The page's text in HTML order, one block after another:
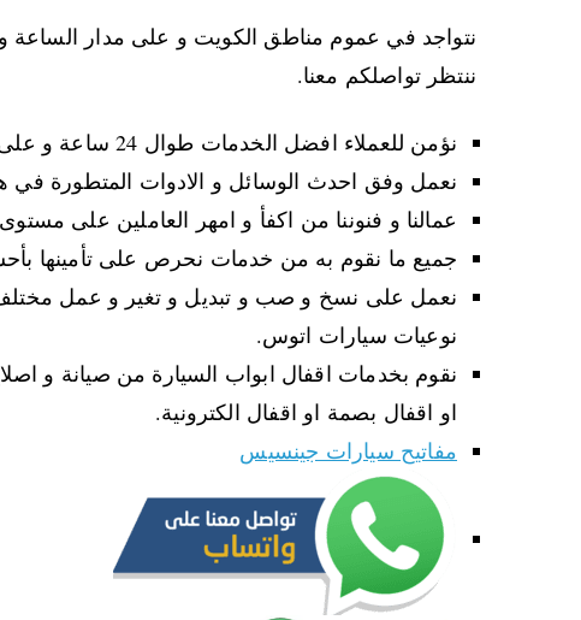
نتواجد في عموم مناطق الكويت و على مدار الساعة و
ننتظر تواصلكم معنا.
نؤمن للعملاء افضل الخدمات طوال 24 ساعة و على مدار ايام الاسبوع و في ايام العطل و المناسبات.
نعمل وفق احدث الوسائل و الادوات المتطورة في
عمالنا و فنوننا من اكفأ و امهر العاملين على
جميع ما نقوم به من خدمات نحرص على تأمينها
نعمل على نسخ و صب و تبديل و تغير و عمل مختلف
نوعيات سيارات اتوس.
نقوم بخدمات اقفال ابواب السيارة من صيانة و
او اقفال بصمة او اقفال الكترونية.
مفاتيح سيارات جينسيس